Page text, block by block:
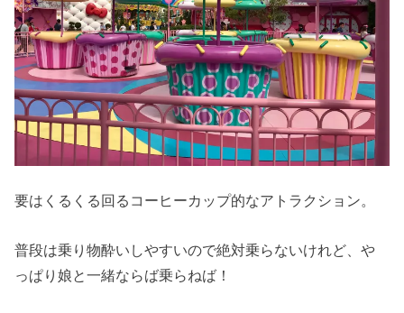
要はくるくる回るコーヒーカップ的なアトラクション。
普段は乗り物酔いしやすいので絶対乗らないけれど、や
っぱり娘と一緒ならば乗らねば！